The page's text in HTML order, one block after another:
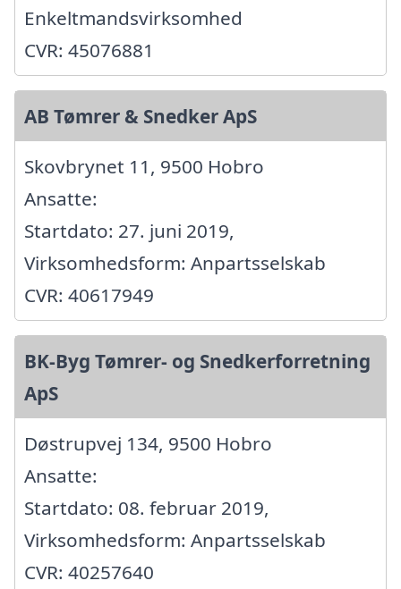
Enkeltmandsvirksomhed
CVR: 45076881
AB Tømrer & Snedker ApS
Skovbrynet 11, 9500 Hobro
Ansatte:
Startdato: 27. juni 2019,
Virksomhedsform: Anpartsselskab
CVR: 40617949
BK-Byg Tømrer- og Snedkerforretning
ApS
Døstrupvej 134, 9500 Hobro
Ansatte:
Startdato: 08. februar 2019,
Virksomhedsform: Anpartsselskab
CVR: 40257640